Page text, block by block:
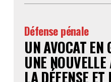
personnes retenues à
mais loin des regards,
années une somme
fondamentaux des
consentement à
préfecture de police
Défense pénale
UN AVOCAT EN
UNE
LA DÉFENSE ET